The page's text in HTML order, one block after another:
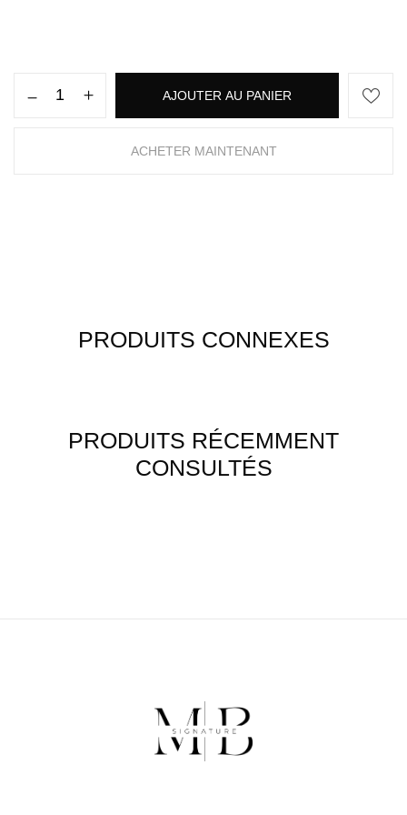
AJOUTER AU PANIER
ACHETER MAINTENANT
PRODUITS CONNEXES
PRODUITS RÉCEMMENT
CONSULTÉS